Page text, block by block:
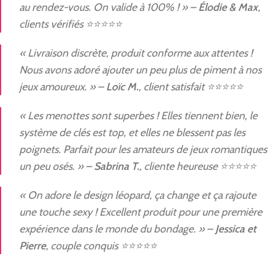
au rendez-vous. On valide à 100% ! » –Élodie & Max,
clients vérifiés ⭐⭐⭐⭐⭐
« Livraison discrète, produit conforme aux attentes !
Nous avons adoré ajouter un peu plus de piment à nos
jeux amoureux. » –Loïc M., client satisfait ⭐⭐⭐⭐⭐
« Les menottes sont superbes ! Elles tiennent bien, le
système de clés est top, et elles ne blessent pas les
poignets. Parfait pour les amateurs de jeux romantiques
un peu osés. » –Sabrina T., cliente heureuse ⭐⭐⭐⭐⭐
« On adore le design léopard, ça change et ça rajoute
une touche sexy ! Excellent produit pour une première
expérience dans le monde du bondage. » –Jessica et
Pierre, couple conquis ⭐⭐⭐⭐⭐